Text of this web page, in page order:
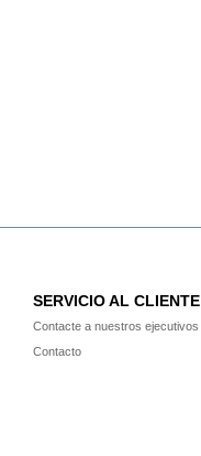
SERVICIO AL CLIENTE
Contacte a nuestros ejecutivos
Contacto